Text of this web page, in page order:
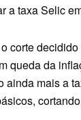
a taxa Selic
corte
queda da
ainda mais a